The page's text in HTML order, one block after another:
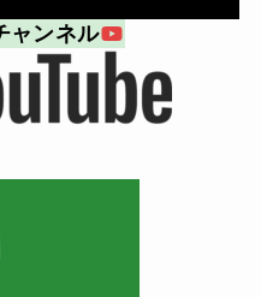
ャンネル